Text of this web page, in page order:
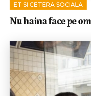
ET SI CETERA SOCIALA
Nu haina face pe om